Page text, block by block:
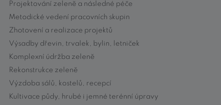
Projektování zeleně a následné péče
Metodické vedení pracovních skupin
Zhotovení a realizace projektů
Výsadby dřevin, trvalek, bylin, letniček
Komplexní údržba zeleně
Rekonstrukce zeleně
Výzdoba sálů, kostelů, recepcí
Kultivace půdy, hrubé i jemné terénní úpravy